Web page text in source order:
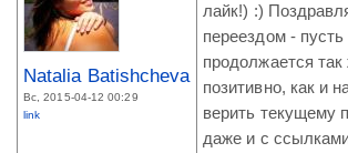
Natalia Batishcheva
Вс, 2015-04-12 00:29
link
лайк!) :)
переездом -
продолжается так
позитивно, как и
верить текущему
даже и с